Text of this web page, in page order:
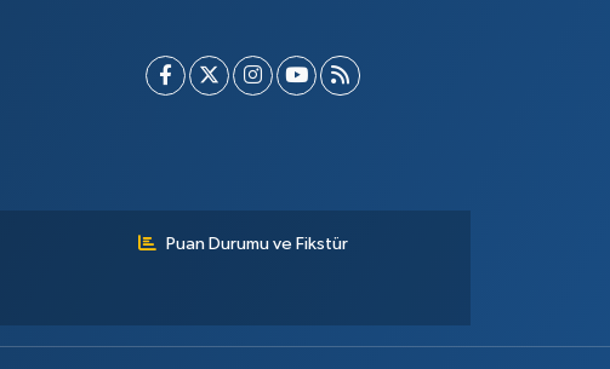
Puan Durumu ve Fikstür